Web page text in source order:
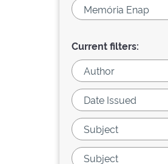
Current filters: